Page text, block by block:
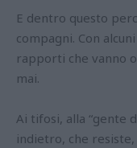
E dentro questo
compagni. Con
rapporti che vanno
mai.
Ai tifosi, alla “gente
indietro, che